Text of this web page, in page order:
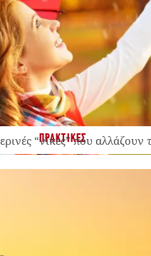
ΠΡΑΚΤΙΚΕΣ
“νίκες” που αλλάζουν